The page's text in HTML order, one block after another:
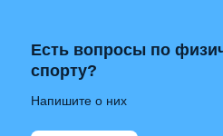
Есть вопросы по
спорту?
Напишите о них